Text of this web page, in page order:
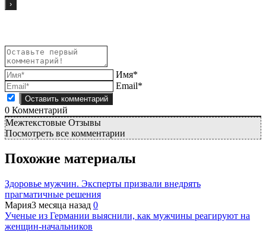
Имя*
Email*
0 Комментарий
Межтекстовые Отзывы
Посмотреть все комментарии
Похожие материалы
Здоровье мужчин. Эксперты призвали внедрять
прагматичные решения
Мария3 месяца назад 0
Ученые из Германии выяснили, как мужчины реагируют на
женщин-начальников